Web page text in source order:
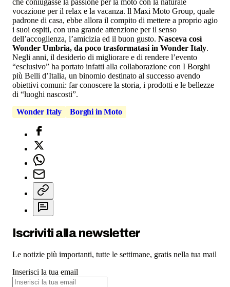
che coniugasse la passione per la moto con la naturale
vocazione per il relax e la vacanza. ll Maxi Moto Group, quale
padrone di casa, ebbe allora il compito di mettere a proprio agio
i suoi ospiti, con una grande attenzione per il senso
dell’accoglienza, l’amicizia ed il buon gusto. Nasceva così
Wonder Umbria, da poco trasformatasi in Wonder Italy.
Negli anni, il desiderio di migliorare e di rendere l’evento
“esclusivo” ha portato infatti alla collaborazione con I Borghi
più Belli d’Italia, un binomio destinato al successo avendo
obiettivi comuni: far conoscere la storia, i prodotti e le bellezze
di “luoghi nascosti”.
Wonder Italy
Borghi in Moto
Iscriviti alla newsletter
Le notizie più importanti, tutte le settimane, gratis nella tua mail
Inserisci la tua email